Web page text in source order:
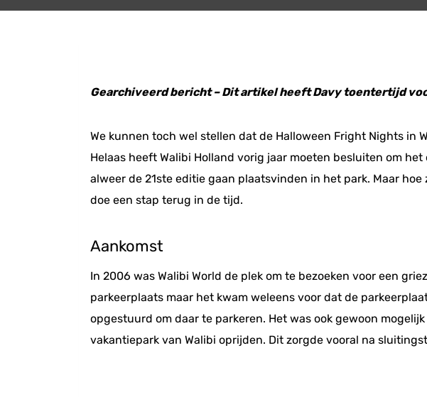
Gearchiveerd bericht – Dit artikel heeft Davy toentertijd
We kunnen toch wel stellen dat de Halloween Fright Nights in
Helaas heeft Walibi Holland vorig jaar moeten besluiten om
alweer de 21ste editie gaan plaatsvinden in het park. Maar
doe een stap terug in de tijd.
Aankomst
In 2006 was Walibi World de plek om te bezoeken voor een
parkeerplaats maar het kwam weleens voor dat de
opgestuurd om daar te parkeren. Het was ook gewoon
vakantiepark van Walibi oprijden. Dit zorgde vooral na